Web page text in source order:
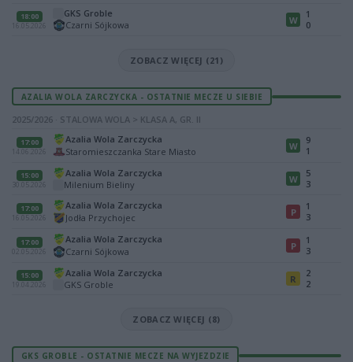
18:00
16.05.2026
GKS Groble
Czarni Sójkowa
W
1
0
ZOBACZ WIĘCEJ (21)
AZALIA WOLA ZARCZYCKA - OSTATNIE MECZE U SIEBIE
2025/2026 · STALOWA WOLA > KLASA A, GR. II
17:00
14.06.2026
Azalia Wola Zarczycka
Staromieszczanka Stare Miasto
W
9
1
15:00
30.05.2026
Azalia Wola Zarczycka
Milenium Bieliny
W
5
3
17:00
16.05.2026
Azalia Wola Zarczycka
Jodła Przychojec
P
1
3
17:00
02.05.2026
Azalia Wola Zarczycka
Czarni Sójkowa
P
1
3
15:00
19.04.2026
Azalia Wola Zarczycka
GKS Groble
R
2
2
ZOBACZ WIĘCEJ (8)
GKS GROBLE - OSTATNIE MECZE NA WYJEZDZIE